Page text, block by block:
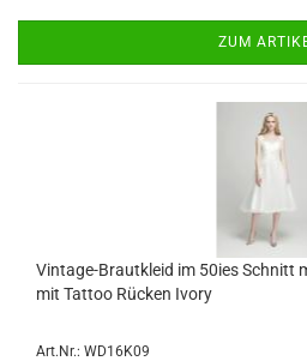
ZUM
Vintage-Brautkleid im 50ies Schnitt
mit Tattoo Rücken Ivory
Art.Nr.: WD16K09